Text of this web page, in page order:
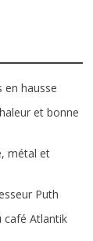
en hausse
et bonne
métal et
Puth
café Atlantik